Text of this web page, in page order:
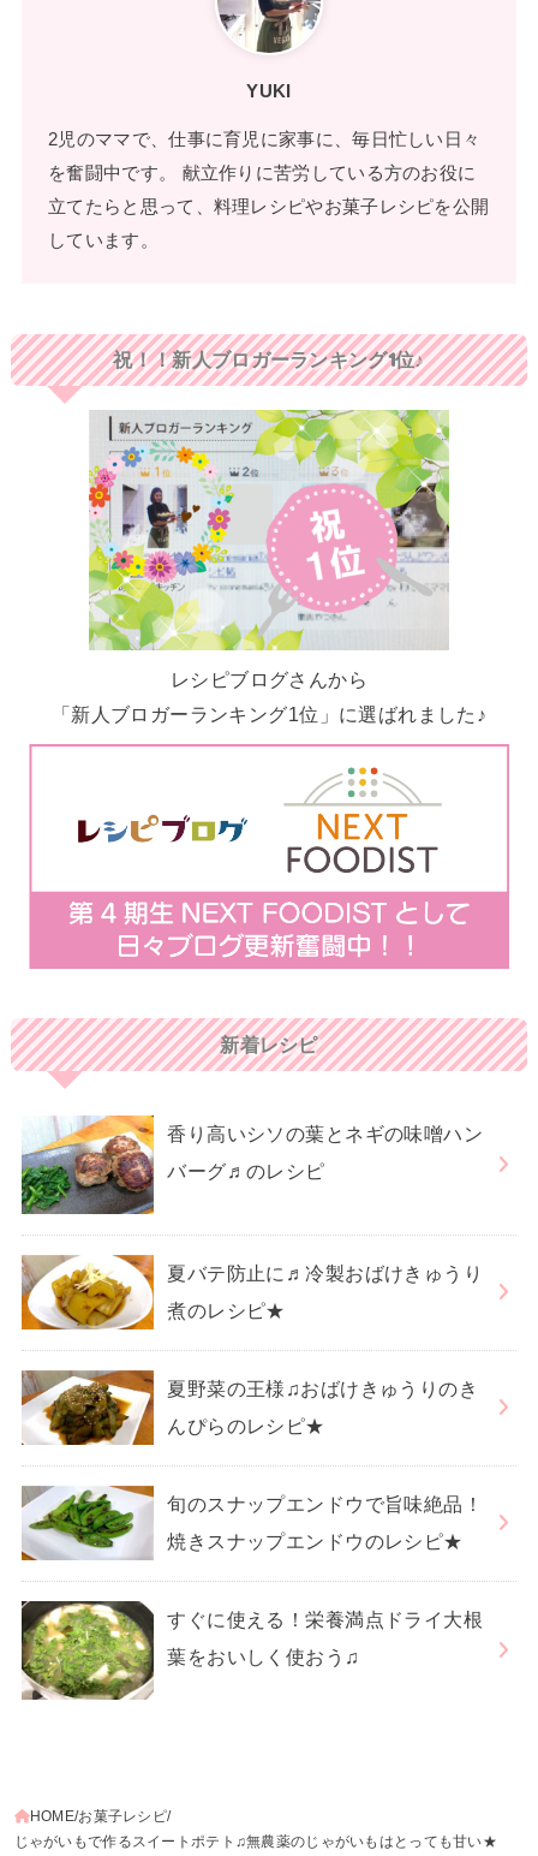
YUKI
2児のママで、仕事に育児に家事に、毎日忙しい日々
を奮闘中です。 献立作りに苦労している方のお役に
立てたらと思って、料理レシピやお菓子レシピを公開
しています。
祝！！新人ブロガーランキング1位♪
レシピブログさんから
「新人ブロガーランキング1位」に選ばれました♪
新着レシピ
香り高いシソの葉とネギの味噌ハン
バーグ♬のレシピ
夏バテ防止に♬冷製おばけきゅうり
煮のレシピ★
夏野菜の王様♫おばけきゅうりのき
んぴらのレシピ★
旬のスナップエンドウで旨味絶品！
焼きスナップエンドウのレシピ★
すぐに使える！栄養満点ドライ大根
葉をおいしく使おう♫
HOME お菓子レシピ
じゃがいもで作るスイートポテト♫無農薬のじゃがいもはとっても甘い★